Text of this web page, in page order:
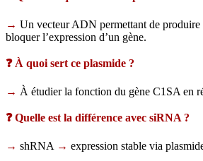
→ Un vecteur ADN permettant de
bloquer l’expression d’un gène.
❓ À quoi sert ce plasmide ?
→ À étudier la fonction du gène C1SA en
❓ Quelle est la différence avec siRNA ?
→ shRNA → expression stable via